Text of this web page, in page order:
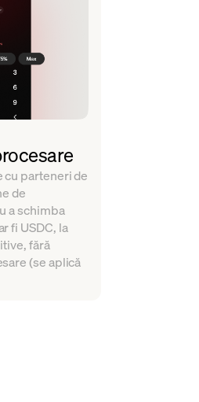
cu parteneri de
de
a schimba
fi USDC, la
fără
(se aplică